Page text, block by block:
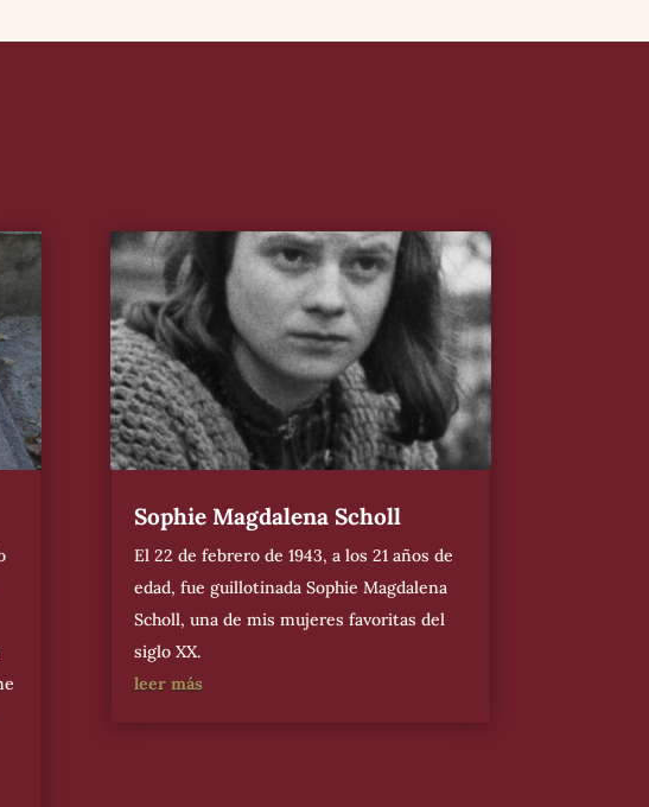
Sophie Magdalena Scholl
El 22 de febrero de 1943, a los 21 años de
edad, fue guillotinada Sophie Magdalena
Scholl, una de mis mujeres favoritas del
siglo XX.
leer más